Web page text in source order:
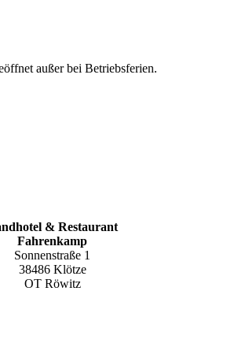
außer bei Betriebsferien.
& Restaurant
Fahrenkamp
Sonnenstraße 1
38486 Klötze
OT Röwitz